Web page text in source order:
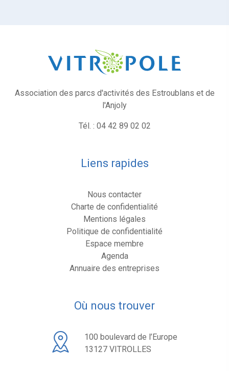
Association des parcs d'activités des Estroublans et de
l'Anjoly
Tél. : 04 42 89 02 02
Liens rapides
Nous contacter
Charte de confidentialité
Mentions légales
Politique de confidentialité
Espace membre
Agenda
Annuaire des entreprises
Où nous trouver
100 boulevard de l’Europe
13127 VITROLLES